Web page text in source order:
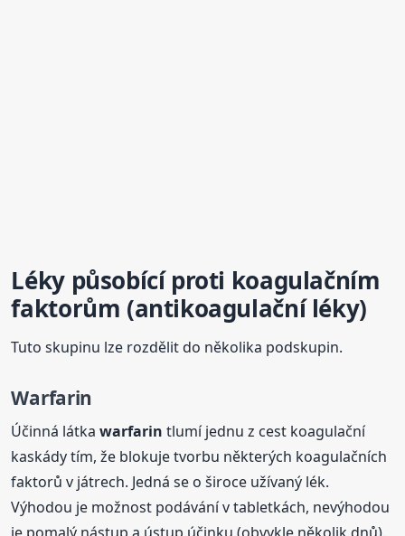
Léky působící proti koagulačním
faktorům (antikoagulační léky)
Tuto skupinu lze rozdělit do několika podskupin.
Warfarin
Účinná látkawarfarin tlumí jednu z cest koagulační
kaskády tím, že blokuje tvorbu některých koagulačních
faktorů v játrech. Jedná se o široce užívaný lék.
Výhodou je možnost podávání v tabletkách, nevýhodou
je pomalý nástup a ústup účinku (obvykle několik dnů).